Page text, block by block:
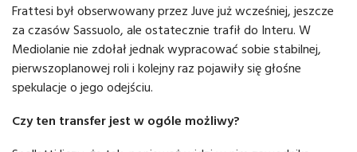
Frattesi był obserwowany przez Juve już wcześniej, jeszcze
za czasów Sassuolo, ale ostatecznie trafił do Interu. W
Mediolanie nie zdołał jednak wypracować sobie stabilnej,
pierwszoplanowej roli i kolejny raz pojawiły się głośne
spekulacje o jego odejściu.
Czy ten transfer jest w ogóle możliwy?